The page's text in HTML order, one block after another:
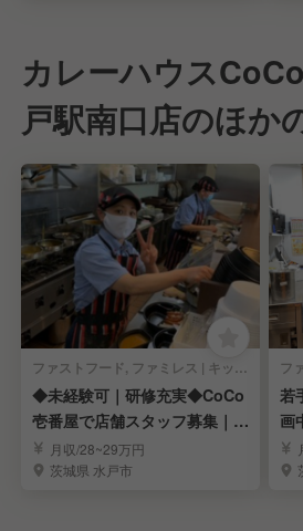
カレーハウス
戸駅南口店のほか
ファストフード, ファミレス | キッチンスタッフ
◆未経験可｜研修充実◆CoCo
壱番屋で店舗スタッフ募集｜や
りがい◎
月収/28~29万円
茨城県 水戸市
若
画
補